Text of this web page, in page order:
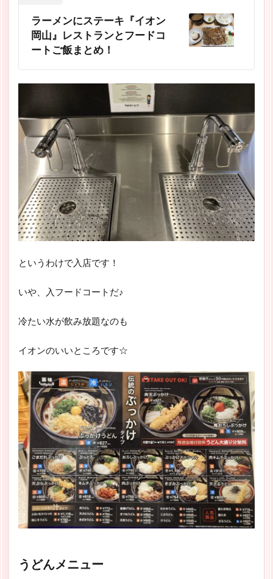
ラーメンにステーキ『イオン
岡山』レストランとフードコ
ートご飯まとめ！
というわけで入店です！
いや、入フードコートだ♪
冷たい水が飲み放題なのも
イオンのいいところです☆
うどんメニュー